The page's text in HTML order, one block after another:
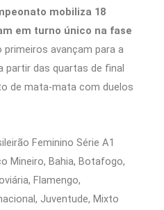
mobiliza 18
em turno único na fase
primeiros avançam para a
partir das quartas de final
de mata-mata com duelos
Feminino Série A1
Mineiro, Bahia, Botafogo,
Flamengo,
Juventude, Mixto